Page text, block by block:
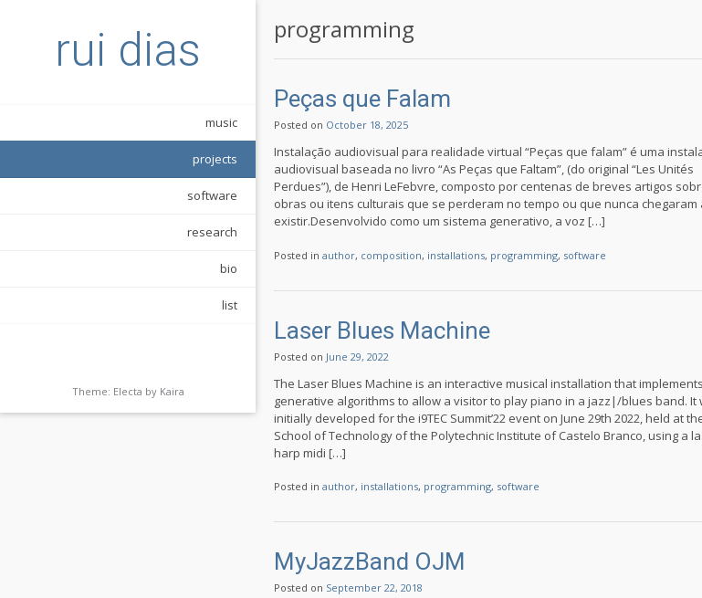
rui dias
music
projects
software
research
bio
list
Theme: Electa by Kaira
programming
Peças que Falam
Posted on October 18, 2025
Instalação audiovisual para realidade virtual “Peças que falam” é uma
audiovisual baseada no livro “As Peças que Faltam”, (do original “Les Unités
Perdues”), de Henri LeFebvre, composto por centenas de breves artigos
obras ou itens culturais que se perderam no tempo ou que nunca chegaram
existir.Desenvolvido como um sistema generativo, a voz […]
Posted in author, composition, installations, programming, software
Laser Blues Machine
Posted on June 29, 2022
The Laser Blues Machine is an interactive musical installation that implements
generative algorithms to allow a visitor to play piano in a jazz|/blues band. It
initially developed for the i9TEC Summit’22 event on June 29th 2022, held at
School of Technology of the Polytechnic Institute of Castelo Branco, using a
harp midi […]
Posted in author, installations, programming, software
MyJazzBand OJM
Posted on September 22, 2018